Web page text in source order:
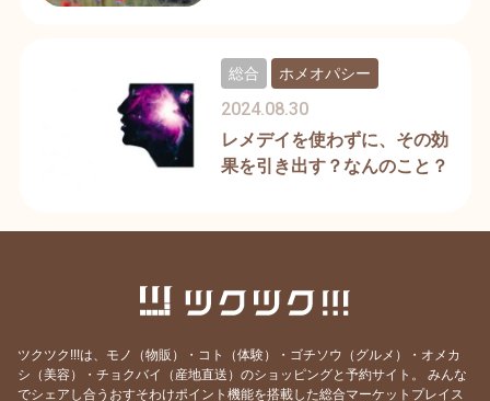
レメデイを使わずに、その効
果を引き出す？なんのこと？
2024.08.30
総合 ホメオパシー
ツクツク!!!は、モノ（物販）・コト（体験）・ゴチソウ（グルメ）・オメカ
シ（美容）・チョクバイ（産地直送）のショッピングと予約サイト。
みんな
でシェアし合うおすそわけポイント機能を搭載した総合マーケットプレイス